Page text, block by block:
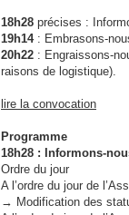
18h28 précises :
19h14: Embrasons-
20h22 : Engraissons-
raisons de logistique).
lire la convocation
Programme
18h28 : Informons-
Ordre du jour
A l’ordre du jour de
→ Modification des